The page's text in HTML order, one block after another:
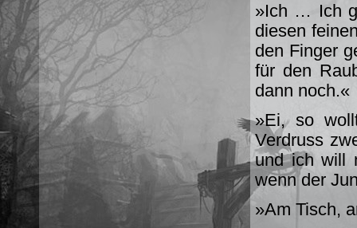
»Ich … Ich
diesen
den Finger
für den
dann noch.«
»Ei, so
Verdruss
und ich will
wenn der
»Am Tisch,